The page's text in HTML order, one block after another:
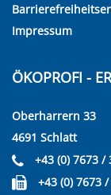
Impressum
ÖKOPROFI -
Oberharrern 33
4691 Schlatt
+43 (0) 7673 /
+43 (0) 7673